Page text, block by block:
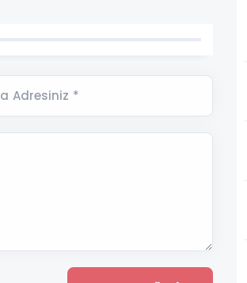
Adresiniz *